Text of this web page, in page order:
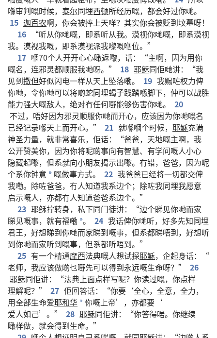
喺审判嘅时候， 泰尔同埋西顿所经历嘅， 都会好过你哋。
15 迦百农啊， 你会被捧上天咩？ 其实你会被贬到坟墓呀！
16
“听从你哋嘅， 即系听从我。 漠视你哋嘅， 即系漠视
我。 漠视我嘅， 即系漠视派我嚟嘅嗰位。”
17 嗰70个人开开心心噉返嚟， 话：“主啊， 因为用你
嘅名， 连邪灵都顺服我哋呀。” 18 耶稣同佢哋讲：“我
见到撒但好似闪电一样从天上坠落嘞。 19 我赐咗权力俾
你哋， 令你哋可以将啲蛇同埋蝎子践踏喺脚下， 仲可以战胜
能力强大嘅敌人， 绝对冇任何嘢能够伤害你哋。
20
不过， 唔好因为邪灵顺服你哋而开心， 应该因为你哋嘅名
已经记录喺天上而开心。” 21 就喺嗰个时候， 耶稣充满
神圣力量， 就非常喜乐， 佢话：“爸爸， 天地嘅主啊， 我
公开赞美你， 因为你将呢啲事向有智慧、 有学问嘅人小心
隐藏起嚟， 但系就向小朋友揭示出嚟。 冇错， 爸爸， 因为呢
个系你钟意 * 嘅做事方式。 22 我爸爸已经将一切都交俾
我嘞。 除咗爸爸， 冇人知道我系边个； 除咗我同埋我愿意
启示嘅人， 亦都冇人知道爸爸系边个。”
23 耶稣拧转身， 私下同门徒讲：“边个睇见你哋而家
睇见嘅事， 就有福嘞 *。 24 我话俾你哋听， 好多先知同埋
君王， 好想睇到你哋而家睇到嘅事， 但系都睇唔到， 好想听
到你哋而家听到嘅事， 但系都听唔到。”
25 有一个精通摩西法典嘅人想试探耶稣， 企起身话：“
老师， 我应该做啲乜嘢先可以得到永远嘅生命呀？”
26
耶稣同佢讲：“法典上面点样写呢？ 你读过嘅， 你点样
理解呢？” 27 佢回答话：“你要 ‘全心， 全意， 全力，
用全部生命爱耶和华 *你嘅上帝’， 亦都要 ‘
爱人如己’。” 28 耶稣同佢讲：“你答得啱。 你继续
噉样做， 就会得到生命。”